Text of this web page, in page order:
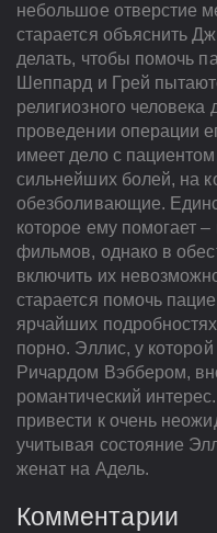
небольшое отверстие
старается объяснить
делать, чтобы помочь
Шеппард и Грей
религиозного
проведении операции
имеет дело с
сильнейших болей, на
обезболивающие.
которое ему помогает
фильмов, однако в
включить их
старается помочь
ярчайших
порно. Эллис, у
Ричардом Вэббером,
романтический
привести к очень
учитывая состояние
женат на Адель.
Комментарии